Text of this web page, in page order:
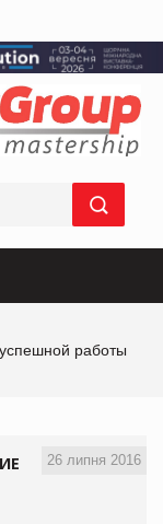
работы
26 липня 2016